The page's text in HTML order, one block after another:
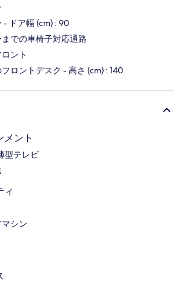
- ドア幅 (cm) : 90
での車椅子対応通路
ント
ロントデスク - 高さ (cm) : 140
メント
型テレビ
ィ
シン